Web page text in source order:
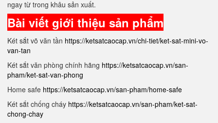
ngay từ trong khâu sản xuất.
Bài viết giới thiệu sản phẩm
Két sắt võ văn tần https://ketsatcaocap.vn/chi-tiet/ket-sat-mini-vo-
van-tan
Két sắt văn phòng chính hãng https://ketsatcaocap.vn/san-
pham/ket-sat-van-phong
Home safe https://ketsatcaocap.vn/san-pham/home-safe
Két sắt chống cháy https://ketsatcaocap.vn/san-pham/ket-sat-
chong-chay